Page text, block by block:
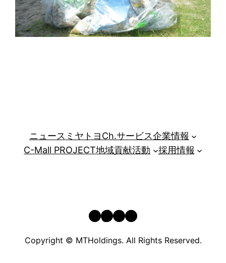
ニュース ミヤトヨCh.サービス企業情報
C-Mall PROJECT地域貢献活動 採用情報
YouTube
TikTok
Instagram
Facebook
Copyright © MTHoldings. All Rights Reserved.